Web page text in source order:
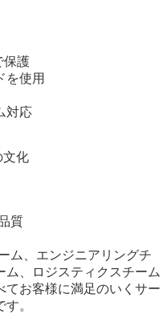
保護
を使用
対応
文化
質
ム、エンジニアリングチ
ム、ロジスティクスチーム
てお客様に満足のいくサー
。